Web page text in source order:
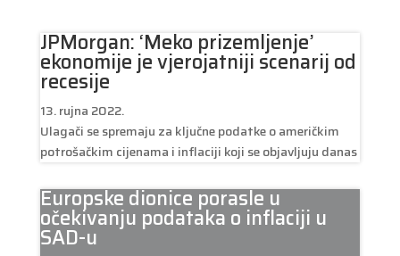
JPMorgan: ‘Meko prizemljenje’
ekonomije je vjerojatniji scenarij od
recesije
13. rujna 2022.
Ulagači se spremaju za ključne podatke o američkim
potrošačkim cijenama i inflaciji koji se objavljuju danas
Europske dionice porasle u
očekivanju podataka o inflaciji u
SAD-u